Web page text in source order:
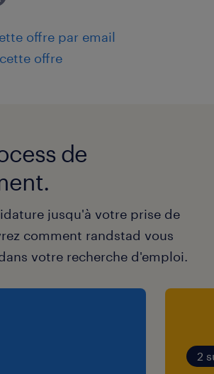
offre par email
offre
de
jusqu'à votre prise de
comment randstad vous
votre recherche d'emploi.
2